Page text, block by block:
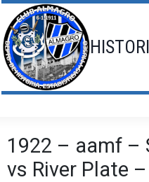
Saltar
al
contenido
1922 – aamf –
vs River Plate